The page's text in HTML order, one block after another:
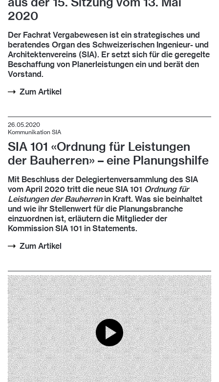
2020
Der Fachrat Vergabewesen ist ein strategisches und
beratendes Organ des Schweizerischen Ingenieur- und
Architektenvereins (SIA). Er setzt sich für die geregelte
Beschaffung von Planerleistungen ein und berät den
Vorstand.
Zum Artikel
26.05.2020
Kommunikation SIA
SIA 101 «Ord­nung für Leis­tun­gen
der Bau­her­ren» – ei­ne Pla­nungs­hil­fe
Mit Beschluss der Delegiertenversammlung des SIA
vom April 2020 tritt die neue SIA 101 Ordnung für
Leistungen der Bauherrenin Kraft. Was sie beinhaltet
und wie ihr Stellenwert für die Planungsbranche
einzuordnen ist, erläutern die Mitglieder der
Kommission SIA 101 in Statements.
Zum Artikel